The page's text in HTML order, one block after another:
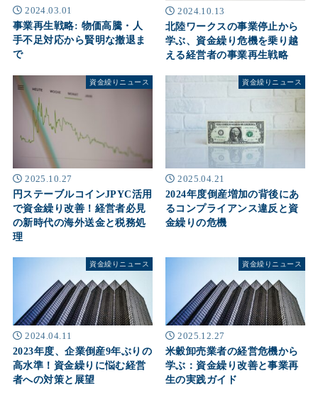
2024.03.01
事業再生戦略: 物価高騰・人
手不足対応から賢明な撤退ま
で
2024.10.13
北陸ワークスの事業停止から
学ぶ、資金繰り危機を乗り越
える経営者の事業再生戦略
資金繰りニュース
2025.10.27
円ステーブルコインJPYC活用
で資金繰り改善！経営者必見
の新時代の海外送金と税務処
理
資金繰りニュース
2025.04.21
2024年度倒産増加の背後にあ
るコンプライアンス違反と資
金繰りの危機
資金繰りニュース
2024.04.11
2023年度、企業倒産9年ぶりの
高水準！資金繰りに悩む経営
者への対策と展望
資金繰りニュース
2025.12.27
米穀卸売業者の経営危機から
学ぶ：資金繰り改善と事業再
生の実践ガイド